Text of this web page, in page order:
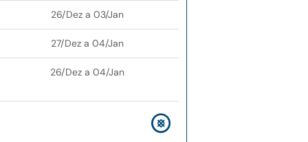
26/Dez a 03/Jan
27/Dez a 04/Jan
26/Dez a 04/Jan